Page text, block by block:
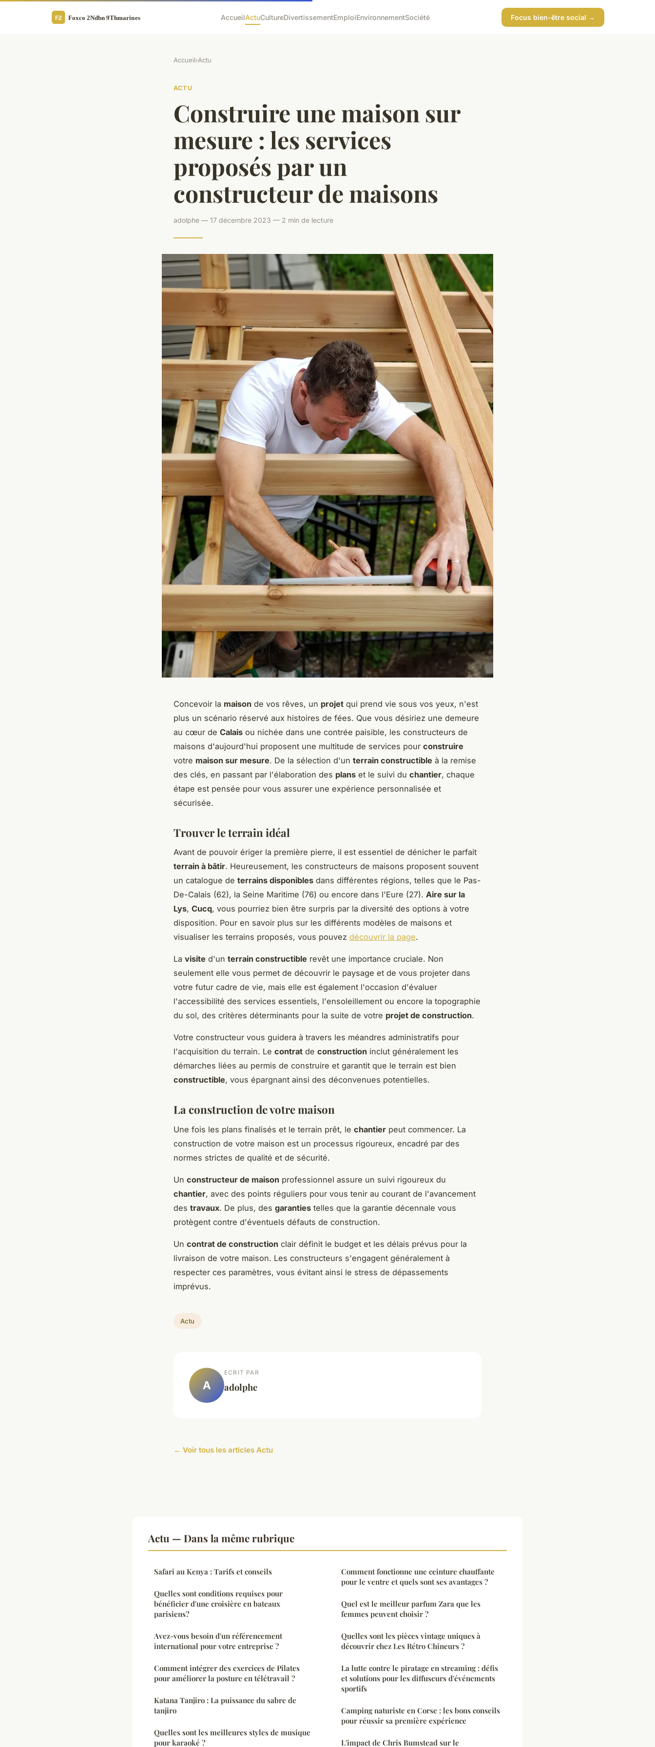
AccueilActuCultureDivertissementEmploiEnvironnementSociété Focus bien-être social →
Accueil›Actu
ACTU
Construire une maison sur
mesure : les services
proposés par un
constructeur de maisons
adolphe — 17 décembre 2023 — 2 min de lecture
Concevoir la maison de vos rêves, un projet qui prend vie sous vos yeux, n'est
plus un scénario réservé aux histoires de fées. Que vous désiriez une demeure
au cœur de Calais ou nichée dans une contrée paisible, les constructeurs de
maisons d'aujourd'hui proposent une multitude de services pour construire
votre maison sur mesure. De la sélection d'un terrain constructible à la remise
des clés, en passant par l'élaboration des plans et le suivi du chantier, chaque
étape est pensée pour vous assurer une expérience personnalisée et
sécurisée.
Trouver le terrain idéal
Avant de pouvoir ériger la première pierre, il est essentiel de dénicher le parfait
terrain à bâtir. Heureusement, les constructeurs de maisons proposent souvent
un catalogue de terrains disponibles dans différentes régions, telles que le Pas-
De-Calais (62), la Seine Maritime (76) ou encore dans l'Eure (27). Aire sur la
Lys, Cucq, vous pourriez bien être surpris par la diversité des options à votre
disposition. Pour en savoir plus sur les différents modèles de maisons et
visualiser les terrains proposés, vous pouvez découvrir la page.
La visite d'un terrain constructible revêt une importance cruciale. Non
seulement elle vous permet de découvrir le paysage et de vous projeter dans
votre futur cadre de vie, mais elle est également l'occasion d'évaluer
l'accessibilité des services essentiels, l'ensoleillement ou encore la topographie
du sol, des critères déterminants pour la suite de votre projet de construction.
Votre constructeur vous guidera à travers les méandres administratifs pour
l'acquisition du terrain. Le contrat de construction inclut généralement les
démarches liées au permis de construire et garantit que le terrain est bien
constructible, vous épargnant ainsi des déconvenues potentielles.
La construction de votre maison
Une fois les plans finalisés et le terrain prêt, le chantier peut commencer. La
construction de votre maison est un processus rigoureux, encadré par des
normes strictes de qualité et de sécurité.
Un constructeur de maison professionnel assure un suivi rigoureux du
chantier, avec des points réguliers pour vous tenir au courant de l'avancement
des travaux. De plus, des garanties telles que la garantie décennale vous
protègent contre d'éventuels défauts de construction.
Un contrat de construction clair définit le budget et les délais prévus pour la
livraison de votre maison. Les constructeurs s'engagent généralement à
respecter ces paramètres, vous évitant ainsi le stress de dépassements
imprévus.
Actu
A
ECRIT PAR
adolphe
← Voir tous les articles Actu
Actu — Dans la même rubrique
Safari au Kenya : Tarifs et conseils
Quelles sont conditions requises pour
bénéficier d'une croisière en bateaux
parisiens?
Avez-vous besoin d'un référencement
international pour votre entreprise ?
Comment intégrer des exercices de Pilates
pour améliorer la posture en télétravail ?
Katana Tanjiro : La puissance du sabre de
tanjiro
Quelles sont les meilleures styles de musique
pour karaoké ?
Comment fonctionne une ceinture chauffante
pour le ventre et quels sont ses avantages ?
Quel est le meilleur parfum Zara que les
femmes peuvent choisir ?
Quelles sont les pièces vintage uniques à
découvrir chez Les Rétro Chineurs ?
La lutte contre le piratage en streaming : défis
et solutions pour les diffuseurs d'événements
sportifs
Camping naturiste en Corse : les bons conseils
pour réussir sa première expérience
L'impact de Chris Bumstead sur le